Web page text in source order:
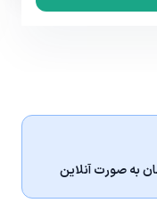
به صورت آنلاین